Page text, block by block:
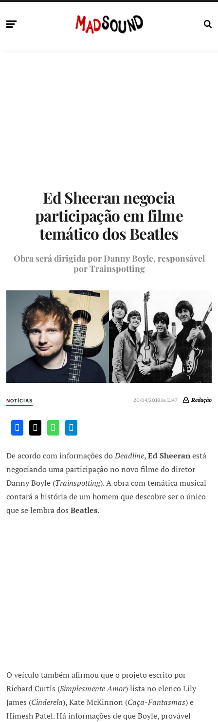
Ed Sheeran negocia
participação em filme
temático dos Beatles
Obra será dirigida por Danny Boyle, responsável
por Trainspotting
NOTÍCIAS 20/04/2018 às 11:47 Redação
De acordo com informações doDeadline,Ed Sheeranestá
negociando uma participação no novo filme do diretor
Danny Boyle (Trainspotting). A obra com temática musical
contará a história de um homem que descobre ser o único
que se lembra dosBeatles.
O veículo também afirmou que o projeto escrito por
Richard Curtis (Simplesmente Amor) lista no elenco Lily
James (Cinderela), Kate McKinnon (Caça-Fantasmas) e
Himesh Patel. Há informações de que Boyle, provável